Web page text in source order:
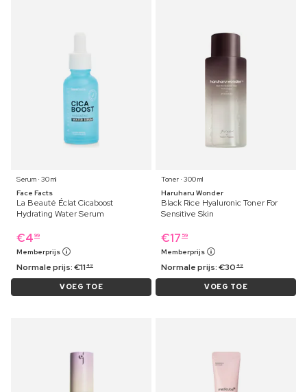
Serum ⋅ 30 ml
Face Facts
La Beauté Éclat Cicaboost
Hydrating Water Serum
€4 99
Memberprijs
Normale prijs:€11 49
VOEG TOE
Toner ⋅ 300 ml
Haruharu Wonder
Black Rice Hyaluronic Toner For
Sensitive Skin
€17 59
Memberprijs
Normale prijs:€30 49
VOEG TOE